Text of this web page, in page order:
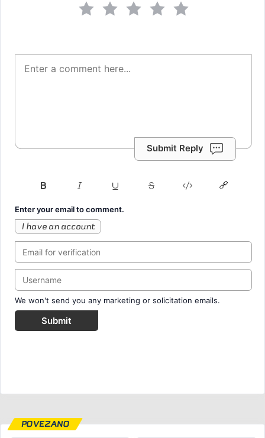
Submit Reply
Enter your email to comment.
I have an account
We won't send you any marketing or solicitation emails.
Submit
POVEZANO